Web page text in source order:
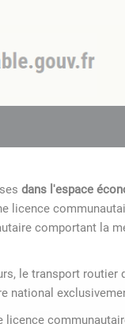
dans l'espace
licence
comportant la
le transport routier
national
licence